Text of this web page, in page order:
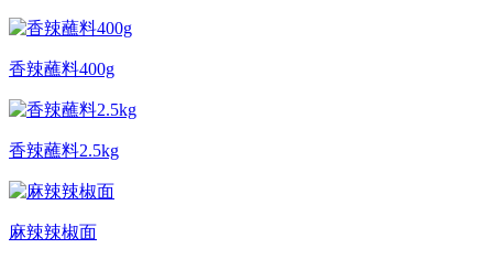
香辣蘸料400g
香辣蘸料2.5kg
麻辣辣椒面